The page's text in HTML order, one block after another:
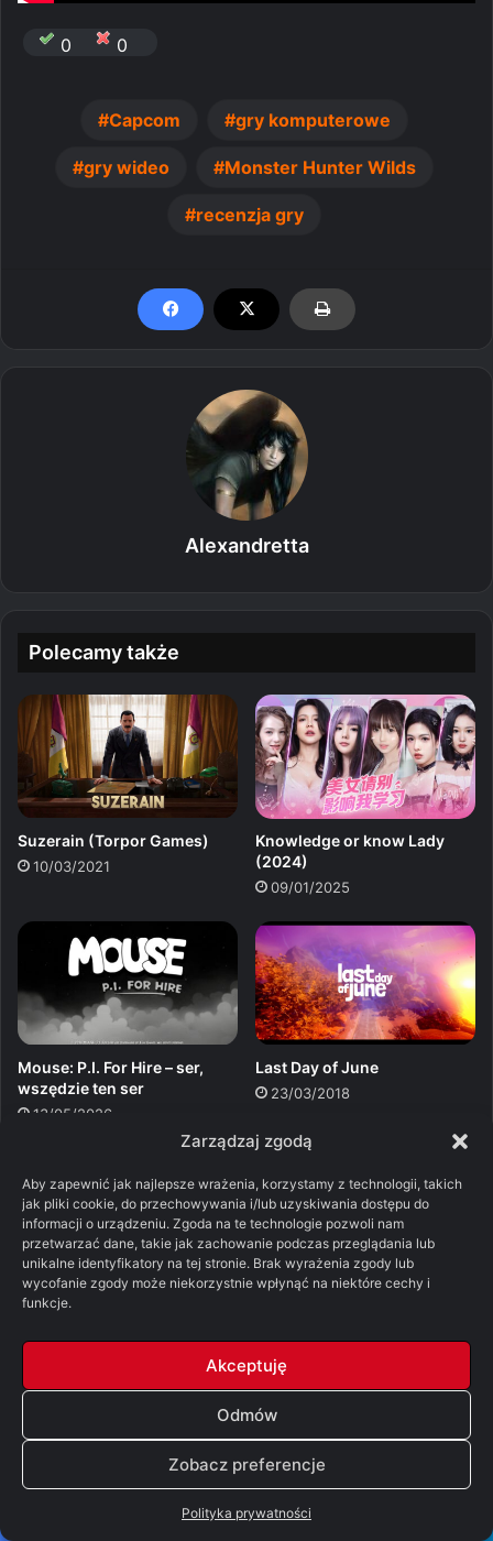
Zarządzaj zgodą
Aby zapewnić jak najlepsze wrażenia, korzystamy z technologii, takich
jak pliki cookie, do przechowywania i/lub uzyskiwania dostępu do
informacji o urządzeniu. Zgoda na te technologie pozwoli nam
przetwarzać dane, takie jak zachowanie podczas przeglądania lub
unikalne identyfikatory na tej stronie. Brak wyrażenia zgody lub
wycofanie zgody może niekorzystnie wpłynąć na niektóre cechy i
funkcje.
Akceptuję
Odmów
Zobacz preferencje
Polityka prywatności
0 0
Capcom gry komputerowe
gry wideo Monster Hunter Wilds
recenzja gry
Alexandretta
Polecamy także
Suzerain (Torpor Games)
10/03/2021
Knowledge or know Lady
(2024)
09/01/2025
Mouse: P.I. For Hire – ser,
wszędzie ten ser
13/05/2026
Last Day of June
23/03/2018
Zanim napiszesz komentarz zapoznaj się z naszymi
zasadami zamieszczania komentarzy:
Regulamin zamieszczania komentarzy
komentarza:
[spoiler]Treść spoilera[/spoiler]
Dodaj komentarz